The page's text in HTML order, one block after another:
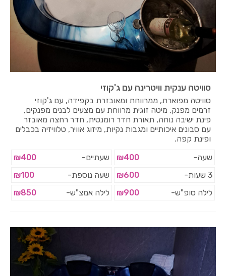
סוויטה ענקית וויטרינה עם ג'קוזי
סוויטה מפוארת, ממרווחת ומאובזרת בקפידה, עם ג'קוזי
זרמים מפנק, מיטה זוגית מרווחת עם מצעים לבנים מפנקים,
פינת ישיבה נוחה, תאורת חדר רומנטית, חדר רחצה מאובזר
עם סבונים איכותיים ומגבות נקיות, מיזוג אוויר, טלוויזיה בכבלים
ופינת קפה.
שעה-
₪400 שעתיים-
₪400
3 שעות-
₪600 שעה נוספת-
₪100
לילה סופ"ש-
₪900 לילה אמצ"ש- ₪850